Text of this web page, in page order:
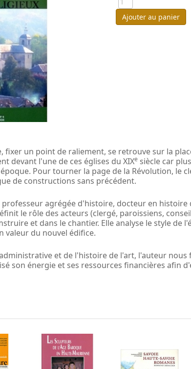
Ajouter au panier
fixer un point de raliement, se retrouve sur la
devant l'une de ces églises du XIXe siècle car
Pour tourner la page de la Révolution, le
de constructions sans précédent.
professeur agrégée d'histoire, docteur en
le rôle des acteurs (clergé, paroissiens,
et dans le chantier. Elle analyse le style de
valeur du nouvel édifice.
et de l'histoire de l'art, l'auteur
son énergie et ses ressources financières afin